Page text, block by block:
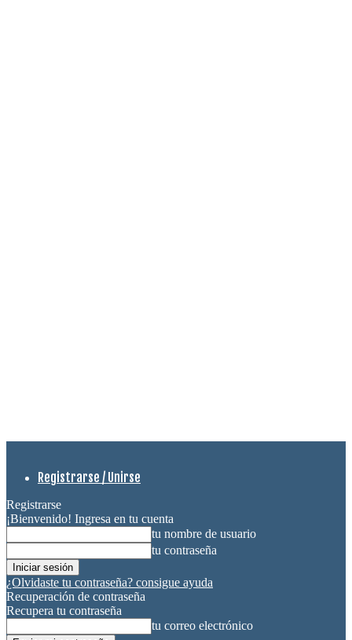
Registrarse / Unirse
Registrarse
¡Bienvenido! Ingresa en tu cuenta
tu nombre de usuario
tu contraseña
¿Olvidaste tu contraseña? consigue ayuda
Recuperación de contraseña
Recupera tu contraseña
tu correo electrónico